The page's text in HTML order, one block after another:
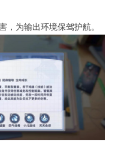
，为输出环境保驾护航。